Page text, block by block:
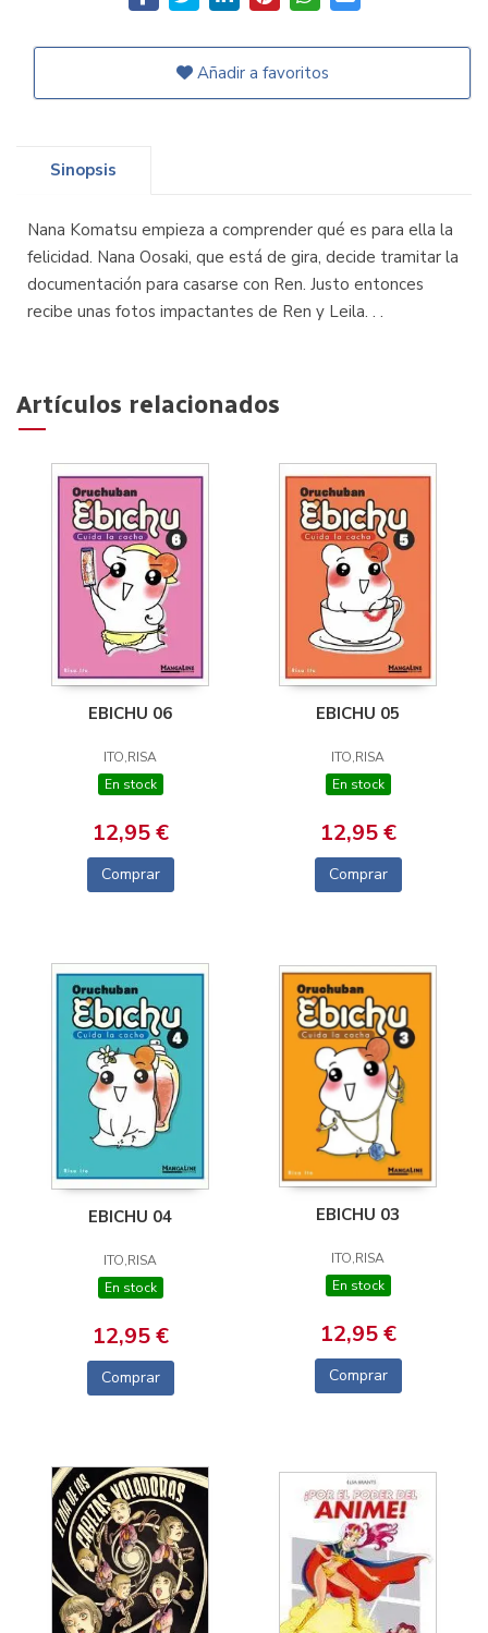
Añadir a favoritos
Sinopsis
Nana Komatsu empieza a comprender qué es para ella la
felicidad. Nana Oosaki, que está de gira, decide tramitar la
documentación para casarse con Ren. Justo entonces
recibe unas fotos impactantes de Ren y Leila. . .
Artículos relacionados
EBICHU 06
ITO,RISA
En stock
12,95 €
Comprar
EBICHU 05
ITO,RISA
En stock
12,95 €
Comprar
EBICHU 04
ITO,RISA
En stock
12,95 €
Comprar
EBICHU 03
ITO,RISA
En stock
12,95 €
Comprar